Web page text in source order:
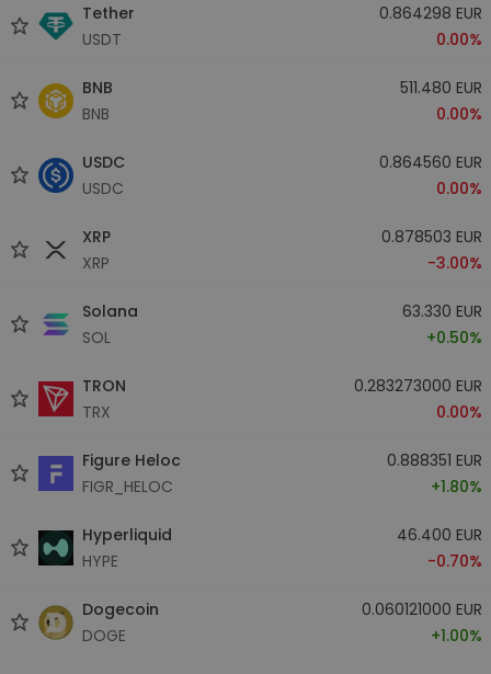
Tether
USDT
0.864298 EUR
0.00%
BNB
BNB
511.480 EUR
0.00%
USDC
USDC
0.864560 EUR
0.00%
XRP
XRP
0.878503 EUR
-3.00%
Solana
SOL
63.330 EUR
+0.50%
TRON
TRX
0.283273000 EUR
0.00%
Figure Heloc
FIGR_HELOC
0.888351 EUR
+1.80%
Hyperliquid
HYPE
46.400 EUR
-0.70%
Dogecoin
DOGE
0.060121000 EUR
+1.00%